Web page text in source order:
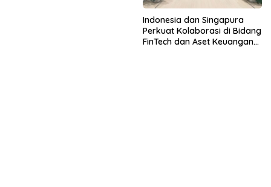
Indonesia dan Singapura
Perkuat Kolaborasi di Bidang
FinTech dan Aset Keuangan